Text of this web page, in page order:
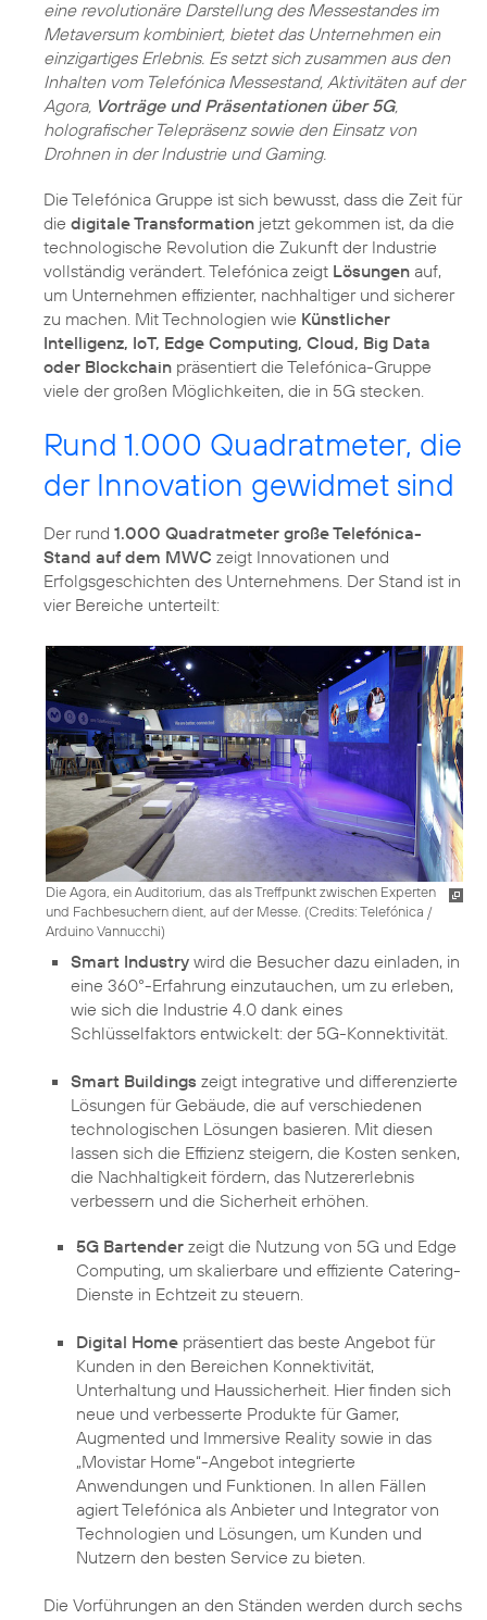
eine revolutionäre Darstellung des Messestandes im
Metaversum kombiniert, bietet das Unternehmen ein
einzigartiges Erlebnis. Es setzt sich zusammen aus den
Inhalten vom Telefónica Messestand, Aktivitäten auf der
Agora, Vorträge und Präsentationen über 5G,
holografischer Telepräsenz sowie den Einsatz von
Drohnen in der Industrie und Gaming.
Die Telefónica Gruppe ist sich bewusst, dass die Zeit für
die digitale Transformation jetzt gekommen ist, da die
technologische Revolution die Zukunft der Industrie
vollständig verändert. Telefónica zeigt Lösungen auf,
um Unternehmen effizienter, nachhaltiger und sicherer
zu machen. Mit Technologien wie Künstlicher
Intelligenz, IoT, Edge Computing, Cloud, Big Data
oder Blockchain präsentiert die Telefónica-Gruppe
viele der großen Möglichkeiten, die in 5G stecken.
Rund 1.000 Quadratmeter, die
der Innovation gewidmet sind
Der rund 1.000 Quadratmeter große Telefónica-
Stand auf dem MWC zeigt Innovationen und
Erfolgsgeschichten des Unternehmens. Der Stand ist in
vier Bereiche unterteilt:
Die Agora, ein Auditorium, das als Treffpunkt zwischen Experten
und Fachbesuchern dient, auf der Messe. (Credits: Telefónica /
Arduino Vannucchi)
Smart Industry wird die Besucher dazu einladen, in
eine 360°-Erfahrung einzutauchen, um zu erleben,
wie sich die Industrie 4.0 dank eines
Schlüsselfaktors entwickelt: der 5G-Konnektivität.
Smart Buildings zeigt integrative und differenzierte
Lösungen für Gebäude, die auf verschiedenen
technologischen Lösungen basieren. Mit diesen
lassen sich die Effizienz steigern, die Kosten senken,
die Nachhaltigkeit fördern, das Nutzererlebnis
verbessern und die Sicherheit erhöhen.
5G Bartender zeigt die Nutzung von 5G und Edge
Computing, um skalierbare und effiziente Catering-
Digital Home präsentiert das beste Angebot für
Kunden in den Bereichen Konnektivität,
Unterhaltung und Haussicherheit. Hier finden sich
neue und verbesserte Produkte für Gamer,
Augmented und Immersive Reality sowie in das
„Movistar Home“-Angebot integrierte
Anwendungen und Funktionen. In allen Fällen
agiert Telefónica als Anbieter und Integrator von
Technologien und Lösungen, um Kunden und
Nutzern den besten Service zu bieten.
Die Vorführungen an den Ständen werden durch sechs